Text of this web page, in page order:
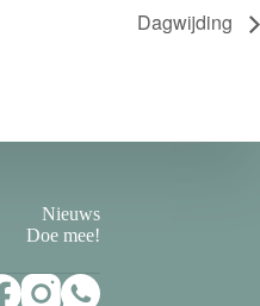
Dagwijding
Nieuws
Doe mee!